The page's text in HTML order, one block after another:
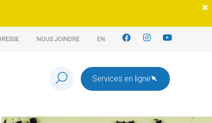
NOUS JOINDRE EN
Services en ligne